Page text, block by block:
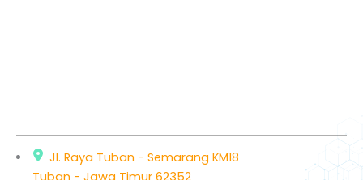
Jl. Raya Tuban - Semarang KM18
Tuban - Jawa Timur 62352